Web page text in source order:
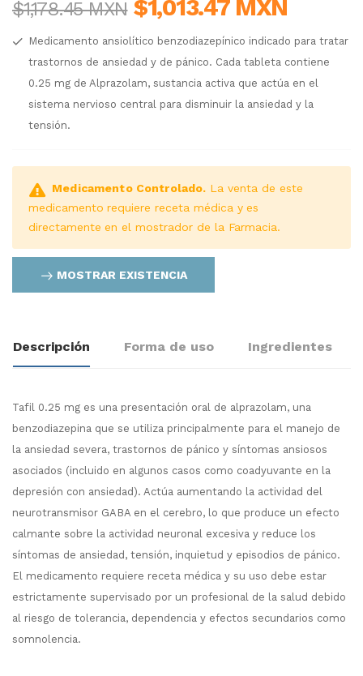
$1,178.45 MXN $1,013.47 MXN
Medicamento ansiolítico benzodiazepínico indicado para tratar
trastornos de ansiedad y de pánico. Cada tableta contiene
0.25 mg de Alprazolam, sustancia activa que actúa en el
sistema nervioso central para disminuir la ansiedad y la
tensión.
Medicamento Controlado. La venta de este
medicamento requiere receta médica y es
directamente en el mostrador de la Farmacia.
MOSTRAR EXISTENCIA
Descripción Forma de uso Ingredientes
Tafil 0.25 mg es una presentación oral de alprazolam, una
benzodiazepina que se utiliza principalmente para el manejo de
la ansiedad severa, trastornos de pánico y síntomas ansiosos
asociados (incluido en algunos casos como coadyuvante en la
depresión con ansiedad). Actúa aumentando la actividad del
neurotransmisor GABA en el cerebro, lo que produce un efecto
calmante sobre la actividad neuronal excesiva y reduce los
síntomas de ansiedad, tensión, inquietud y episodios de pánico.
El medicamento requiere receta médica y su uso debe estar
estrictamente supervisado por un profesional de la salud debido
al riesgo de tolerancia, dependencia y efectos secundarios como
somnolencia.